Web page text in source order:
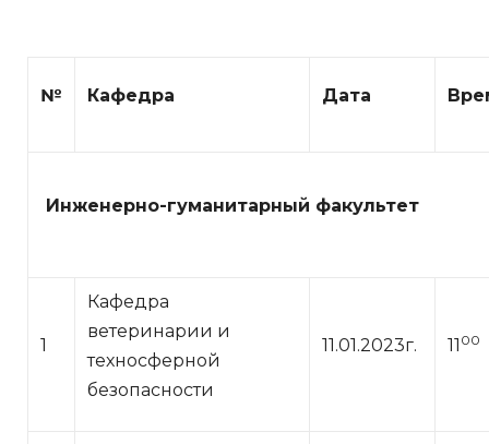
№ Кафедра Дата
Инженерно-гуманитарный факультет
1
Кафедра
ветеринарии и
техносферной
безопасности
11.01.2023г. 11 00